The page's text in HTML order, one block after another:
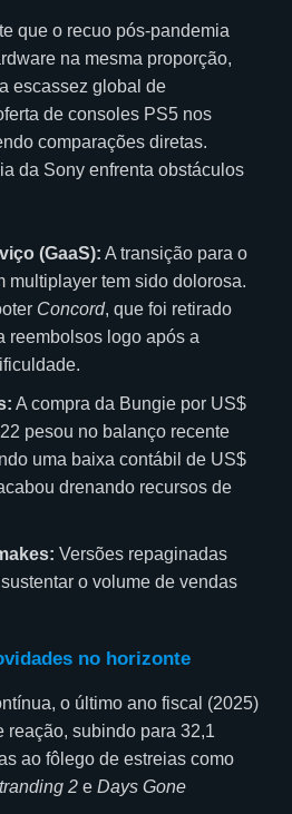
que o recuo pós-pandemia
na mesma proporção,
escassez global de
de consoles PS5 nos
comparações diretas.
da Sony enfrenta obstáculos
(GaaS): A transição para o
multiplayer tem sido dolorosa.
Concord, que foi retirado
reembolsos logo após a
A compra da Bungie por US$
pesou no balanço recente
uma baixa contábil de US$
drenando recursos de
Versões repaginadas
o volume de vendas
no horizonte
o último ano fiscal (2025)
reação, subindo para 32,1
ao fôlego de estreias como
2 e Days Gone